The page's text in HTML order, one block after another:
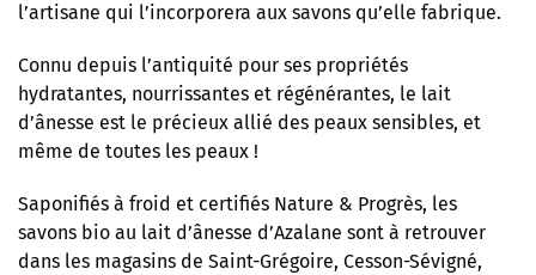
l’artisane qui l’incorporera aux savons qu’elle fabrique.
Connu depuis l’antiquité pour ses propriétés
hydratantes, nourrissantes et régénérantes, le lait
d’ânesse est le précieux allié des peaux sensibles, et
même de toutes les peaux !
Saponifiés à froid et certifiés Nature & Progrès, les
savons bio au lait d’ânesse d’Azalane sont à retrouver
dans les magasins de Saint-Grégoire, Cesson-Sévigné,